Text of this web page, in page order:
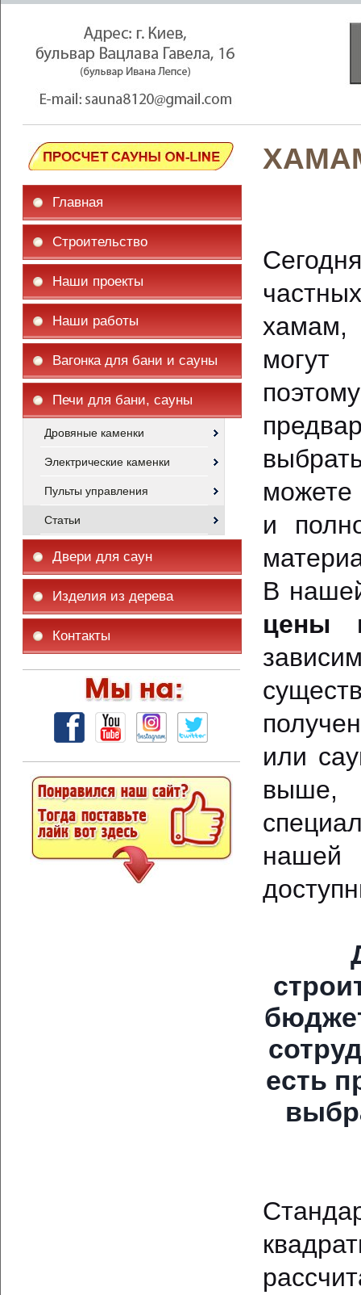
Главная
Строительство
Наши проекты
Наши работы
Вагонка для бани и сауны
Печи для бани, сауны
Дровяные каменки
Электрические каменки
Пульты управления
Статьи
Двери для саун
Изделия из дерева
Контакты
хамам,
могут
можете
и
В
цены
или
выше,
нашей
есть